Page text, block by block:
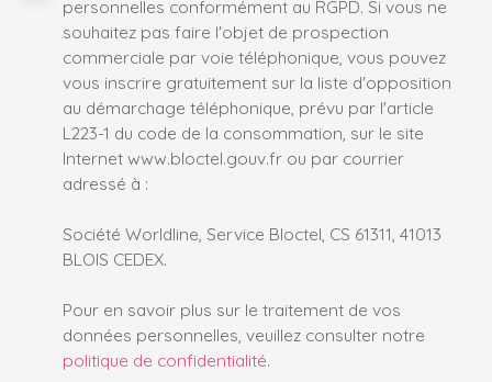
personnelles conformément au RGPD. Si vous ne
souhaitez pas faire l'objet de prospection
commerciale par voie téléphonique, vous pouvez
vous inscrire gratuitement sur la liste d'opposition
au démarchage téléphonique, prévu par l'article
L223-1 du code de la consommation, sur le site
Internet www.bloctel.gouv.fr ou par courrier
adressé à :
Société Worldline, Service Bloctel, CS 61311, 41013
BLOIS CEDEX.
Pour en savoir plus sur le traitement de vos
données personnelles, veuillez consulter notre
politique de confidentialité.